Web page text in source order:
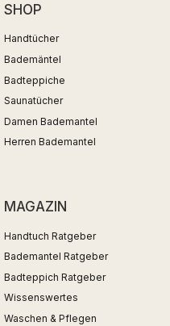
SHOP
Handtücher
Bademäntel
Badteppiche
Saunatücher
Damen Bademantel
Herren Bademantel
MAGAZIN
Handtuch Ratgeber
Bademantel Ratgeber
Badteppich Ratgeber
Wissenswertes
Waschen & Pflegen